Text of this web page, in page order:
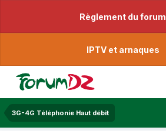
Règlement du forum
IPTV et arnaques
3G-4G Téléphonie Haut débit